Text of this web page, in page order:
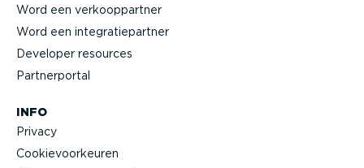
Word een verkoop­partner
Word een integra­tie­partner
Developer resources
Partner­portal
INFO
Privacy
Cookie­voor­keuren